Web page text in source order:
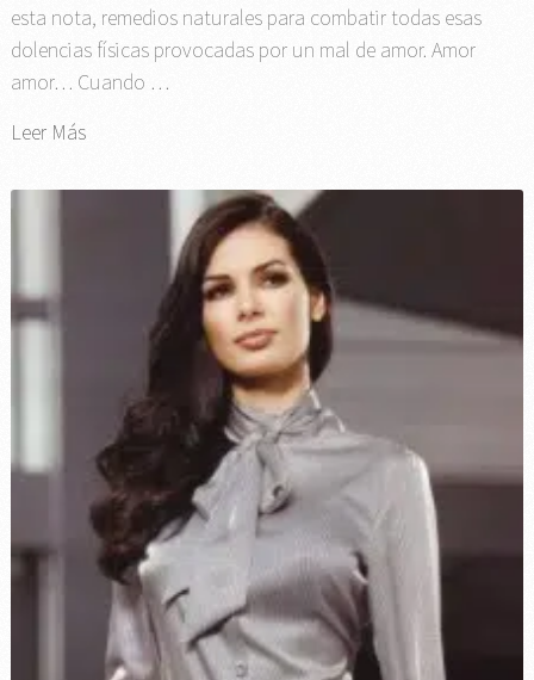
esta nota, remedios naturales para combatir todas esas
dolencias físicas provocadas por un mal de amor. Amor
amor… Cuando …
Leer Más